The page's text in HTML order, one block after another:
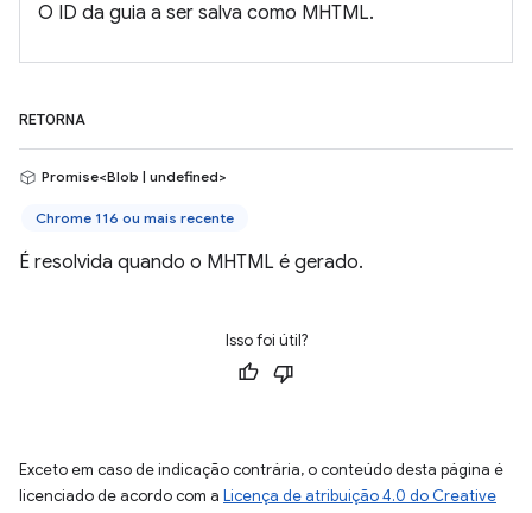
O ID da guia a ser salva como MHTML.
RETORNA
Promise<Blob | undefined>
Chrome 116 ou mais recente
É resolvida quando o MHTML é gerado.
Isso foi útil?
Exceto em caso de indicação contrária, o conteúdo desta página é
licenciado de acordo com a Licença de atribuição 4.0 do Creative